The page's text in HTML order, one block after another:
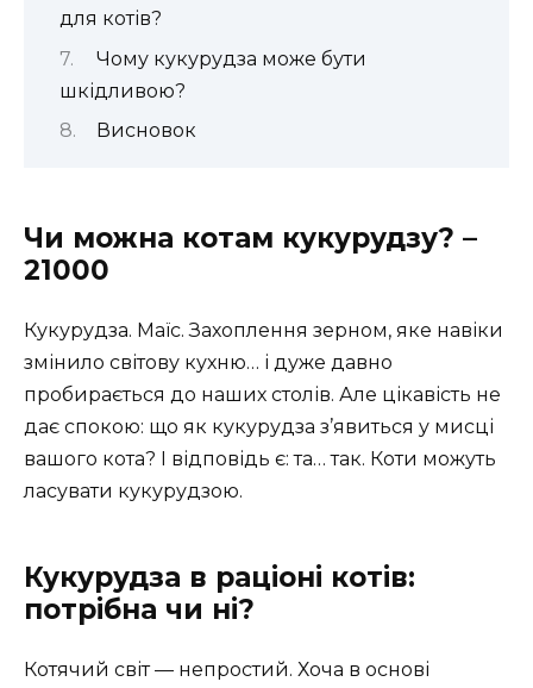
для котів?
Чому кукурудза може бути
шкідливою?
Висновок
Чи можна котам кукурудзу? –
21000
Кукурудза. Маїс. Захоплення зерном, яке навіки
змінило світову кухню… і дуже давно
пробирається до наших столів. Але цікавість не
дає спокою: що як кукурудза з’явиться у мисці
вашого кота? І відповідь є: та… так. Коти можуть
ласувати кукурудзою.
Кукурудза в раціоні котів:
потрібна чи ні?
Котячий світ — непростий. Хоча в основі